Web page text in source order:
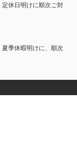
定休日明けに順次ご対
夏季休暇明けに、順次